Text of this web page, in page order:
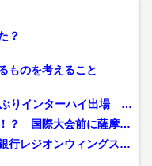
？
ものを考えること
りインターハイ出場 川
？ 国際大会前に薩摩川
行レジオンウィングス、